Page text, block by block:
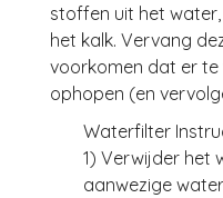
stoffen uit het
het kalk. Vervang
voorkomen dat er
ophopen (en
Waterfilter
1) Verwijder het
aanwezige